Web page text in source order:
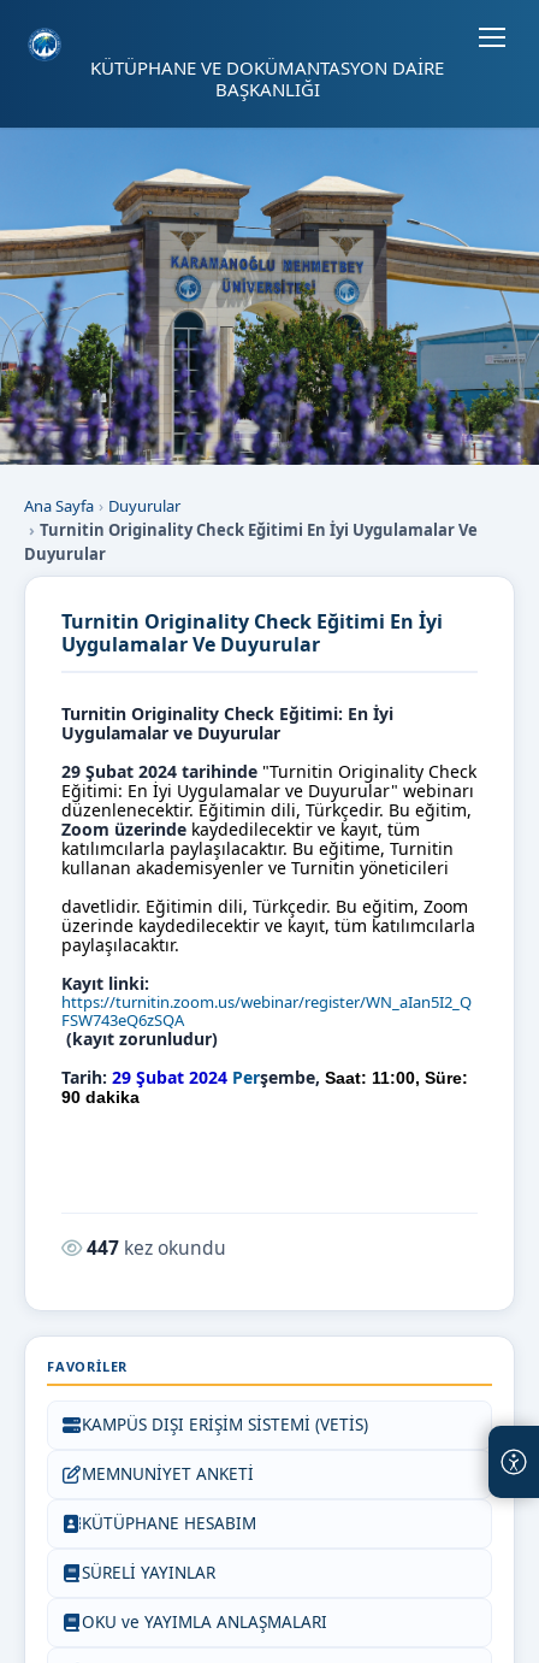
KÜTÜPHANE VE DOKÜMANTASYON DAİRE
BAŞKANLIĞI
Ana Sayfa
Duyurular
Turnitin Originality Check Eğitimi En İyi Uygulamalar Ve
Duyurular
Turnitin Originality Check Eğitimi En İyi
Uygulamalar Ve Duyurular
Turnitin Originality Check Eğitimi: En İyi
Uygulamalar ve Duyurular
29 Şubat 2024 tarihinde "Turnitin Originality Check
Eğitimi: En İyi Uygulamalar ve Duyurular" webinarı
düzenlenecektir. Eğitimin dili, Türkçedir. Bu eğitim,
Zoom üzerinde kaydedilecektir ve kayıt, tüm
katılımcılarla paylaşılacaktır. Bu eğitime, Turnitin
kullanan akademisyenler ve Turnitin yöneticileri
davetlidir. Eğitimin dili, Türkçedir. Bu eğitim, Zoom
üzerinde kaydedilecektir ve kayıt, tüm katılımcılarla
paylaşılacaktır.
Kayıt linki:
https://turnitin.zoom.us/webinar/register/WN_aIan5I2_Q
FSW743eQ6zSQA
(kayıt zorunludur)
Tarih: 29 Şubat 2024 Perşembe, Saat: 11:00, Süre:
90 dakika
Okunma sayısı:
447 kez okundu
FAVORILER
KAMPÜS DIŞI ERİŞİM SİSTEMİ (VETİS)
MEMNUNİYET ANKETİ
KÜTÜPHANE HESABIM
SÜRELİ YAYINLAR
OKU ve YAYIMLA ANLAŞMALARI